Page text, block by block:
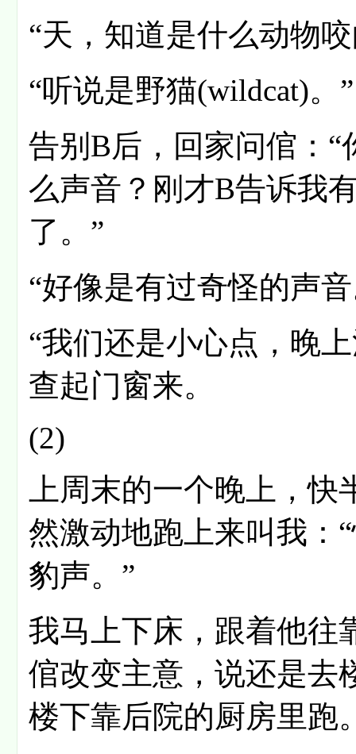
“天，知道是什么动物
“听说是野猫(wildcat)。”
告别B后，回家问倌：
么声音？刚才B告诉我
了。”
“好像是有过奇怪的声
“我们还是小心点，晚
查起门窗来。
(2)
上周末的一个晚上，
然激动地跑上来叫我：
豹声。”
我马上下床，跟着他往
倌改变主意，说还是去
楼下靠后院的厨房里跑